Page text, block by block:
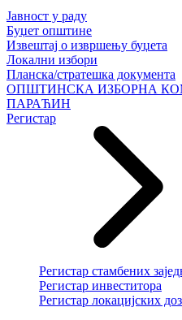
Јавност у раду
Буџет општине
Извештај о извршењу буџета
Локални избори
Планска/стратешка документа
ОПШТИНСКА ИЗБОРНА
ПАРАЋИН
Регистар
Регистар стамбених
Регистар инвеститора
Регистар локацијских